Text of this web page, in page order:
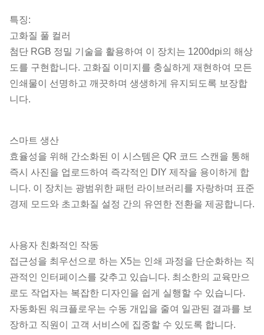
특징:
고화질 풀 컬러
첨단 RGB 정밀 기술을 활용하여 이 장치는 1200dpi의 해상
도를 구현합니다. 고화질 이미지를 충실하게 재현하여 모든
인쇄물이 선명하고 깨끗하며 생생하게 유지되도록 보장합
니다.
스마트 생산
효율성을 위해 간소화된 이 시스템은 QR 코드 스캔을 통해
즉시 사진을 업로드하여 즉각적인 DIY 제작을 용이하게 합
니다. 이 장치는 광범위한 패턴 라이브러리를 자랑하며 표준
경제 모드와 초고화질 설정 간의 유연한 전환을 제공합니다.
사용자 친화적인 작동
접근성을 최우선으로 하는 X5는 인쇄 과정을 단순화하는 직
관적인 인터페이스를 갖추고 있습니다. 최소한의 교육만으
로도 작업자는 복잡한 디자인을 쉽게 실행할 수 있습니다.
자동화된 워크플로우는 수동 개입을 줄여 일관된 결과를 보
장하고 직원이 고객 서비스에 집중할 수 있도록 합니다.